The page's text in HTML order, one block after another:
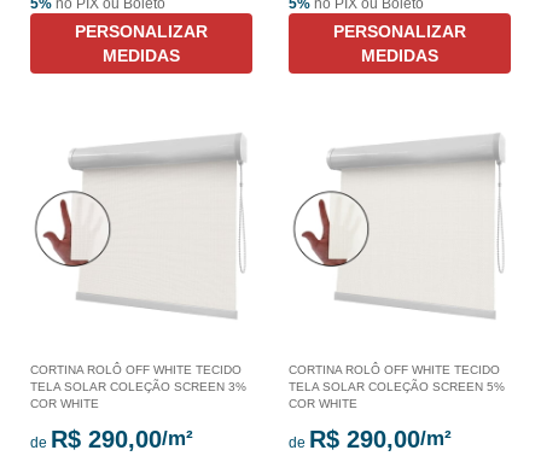
PERSONALIZAR
MEDIDAS
PERSONALIZAR
MEDIDAS
CORTINA ROLÔ OFF WHITE TECIDO
TELA SOLAR COLEÇÃO SCREEN 3%
COR WHITE
de R$ 290,00
CORTINA ROLÔ OFF WHITE TECIDO
TELA SOLAR COLEÇÃO SCREEN 5%
COR WHITE
de R$ 290,00